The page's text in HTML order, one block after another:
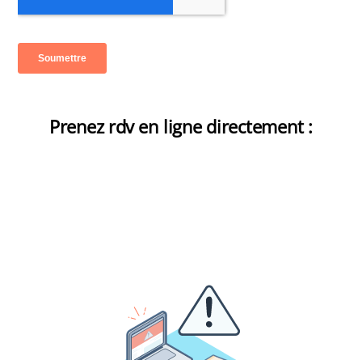
Prenez rdv en ligne directement :